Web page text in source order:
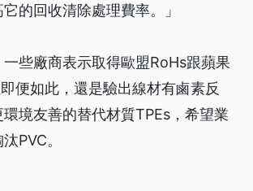
的回收清除處理費率。」
些廠商表示取得歐盟RoHs跟蘋果
便如此，還是驗出線材有鹵素反
境友善的替代材質TPEs，希望業
PVC。